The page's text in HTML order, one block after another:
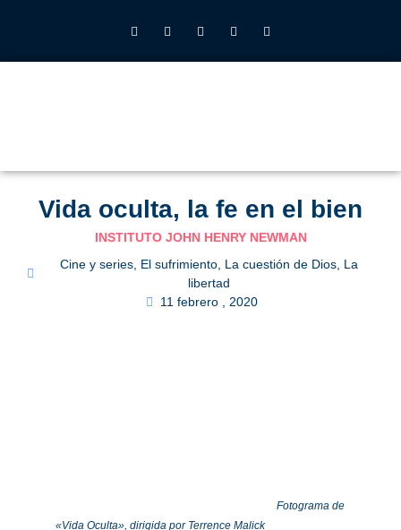
Vida oculta, la fe en el bien
INSTITUTO JOHN HENRY NEWMAN
Cine y series El sufrimiento La cuestión de Dios La
libertad
11 febrero , 2020
Fotograma de
«Vida Oculta», dirigida por Terrence Malick